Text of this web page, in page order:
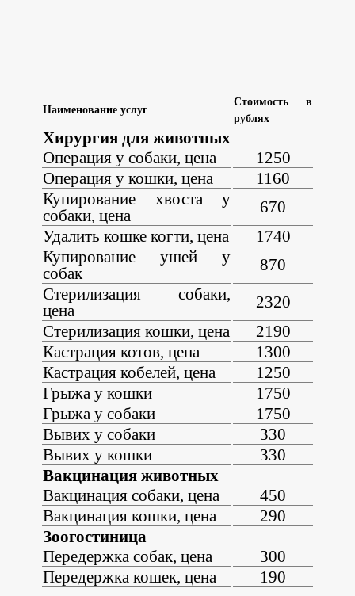
Наименование услуг
Стоимость в
рублях
Хирургия для животных
Операция у собаки, цена
1250
Операция у кошки, цена
1160
Купирование хвоста у
собаки, цена
670
Удалить кошке когти, цена
1740
Купирование ушей у
собак
870
Стерилизация собаки,
цена
2320
Стерилизация кошки, цена
2190
Кастрация котов, цена
1300
Кастрация кобелей, цена
1250
Грыжа у кошки
1750
Грыжа у собаки
1750
Вывих у собаки
330
Вывих у кошки
330
Вакцинация животных
Вакцинация собаки, цена
450
Вакцинация кошки, цена
290
Зоогостиница
Передержка собак, цена
300
Передержка кошек, цена
190